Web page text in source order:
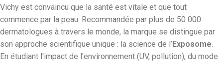
Vichy est convaincu que la santé est vitale et que tout
commence par la peau. Recommandée par plus de 50 000
dermatologues à travers le monde, la marque se distingue par
son approche scientifique unique : la science de l’Exposome
En étudiant l'impact de l'environnement (UV, pollution), du mode